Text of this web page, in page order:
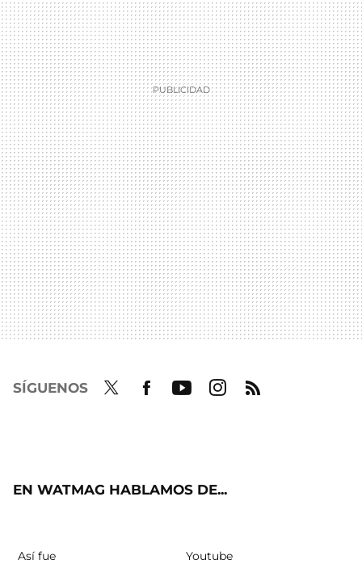
SÍGUENOS
EN WATMAG HABLAMOS DE...
Así fue Youtube